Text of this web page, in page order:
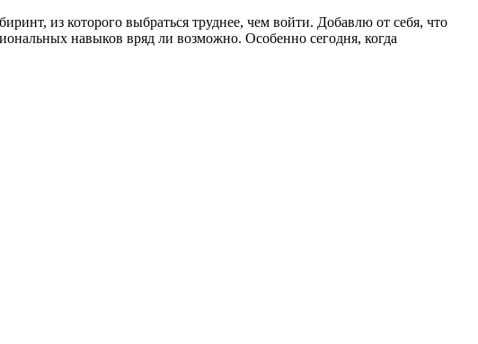
из которого выбраться труднее, чем войти. Добавлю от себя, что
навыков вряд ли возможно. Особенно сегодня, когда